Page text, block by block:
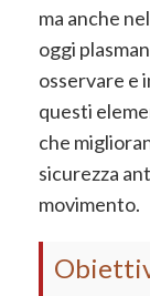
ma anche
oggi
osservare e
questi
che
sicurezza
movimento.